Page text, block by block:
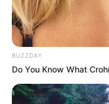
LIHAT
BUZZDAY
Do You Know What